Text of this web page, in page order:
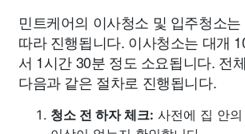
민트케어의 이사청소 및 입주청소
따라 진행됩니다. 이사청소는 대개
서 1시간 30분 정도 소요됩니다. 전
다음과 같은 절차로 진행됩니다.
청소 전 하자 체크: 사전에 집 안